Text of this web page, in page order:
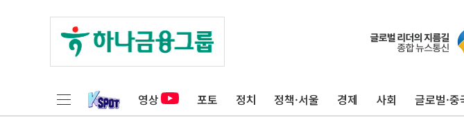
영상 포토 정치 정책·서울 경제 사회 글로벌·중